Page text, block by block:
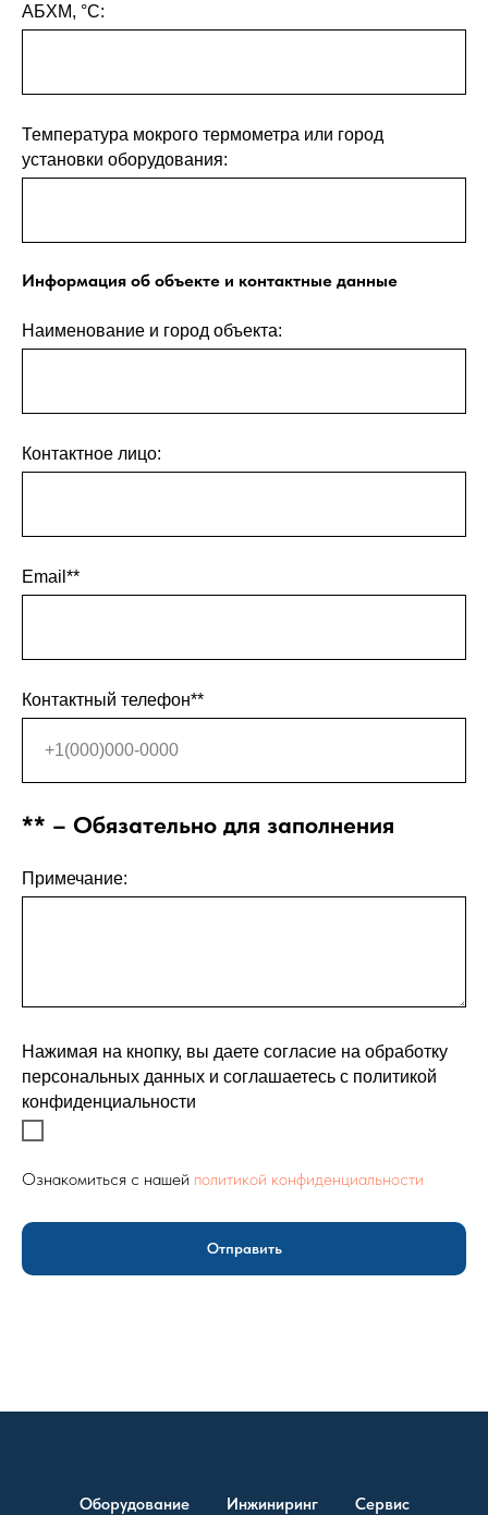
АБХМ, °С:
Температура мокрого термометра или город
установки оборудования:
Информация об объекте и контактные данные
Наименование и город объекта:
Контактное лицо:
Email**
Контактный телефон**
** – Обязательно для заполнения
Примечание:
Нажимая на кнопку, вы даете согласие на обработку
персональных данных и соглашаетесь c политикой
конфиденциальности
Ознакомиться с нашей политикой конфиденциальности
Отправить
Оборудование Инжиниринг Сервис